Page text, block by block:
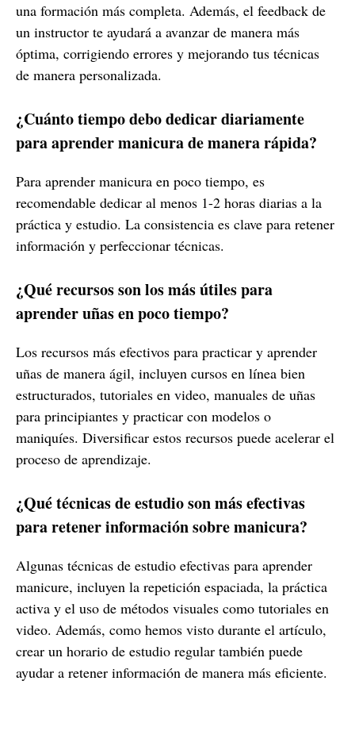
una formación más completa. Además, el feedback de
un instructor te ayudará a avanzar de manera más
óptima, corrigiendo errores y mejorando tus técnicas
de manera personalizada.
¿Cuánto tiempo debo dedicar diariamente
para aprender manicura de manera rápida?
Para aprender manicura en poco tiempo, es
recomendable dedicar al menos 1-2 horas diarias a la
práctica y estudio. La consistencia es clave para retener
información y perfeccionar técnicas.
¿Qué recursos son los más útiles para
aprender uñas en poco tiempo?
Los recursos más efectivos para practicar y aprender
uñas de manera ágil, incluyen cursos en línea bien
estructurados, tutoriales en video, manuales de uñas
para principiantes y practicar con modelos o
maniquíes. Diversificar estos recursos puede acelerar el
proceso de aprendizaje.
¿Qué técnicas de estudio son más efectivas
para retener información sobre manicura?
Algunas técnicas de estudio efectivas para aprender
manicure, incluyen la repetición espaciada, la práctica
activa y el uso de métodos visuales como tutoriales en
video. Además, como hemos visto durante el artículo,
crear un horario de estudio regular también puede
ayudar a retener información de manera más eficiente.